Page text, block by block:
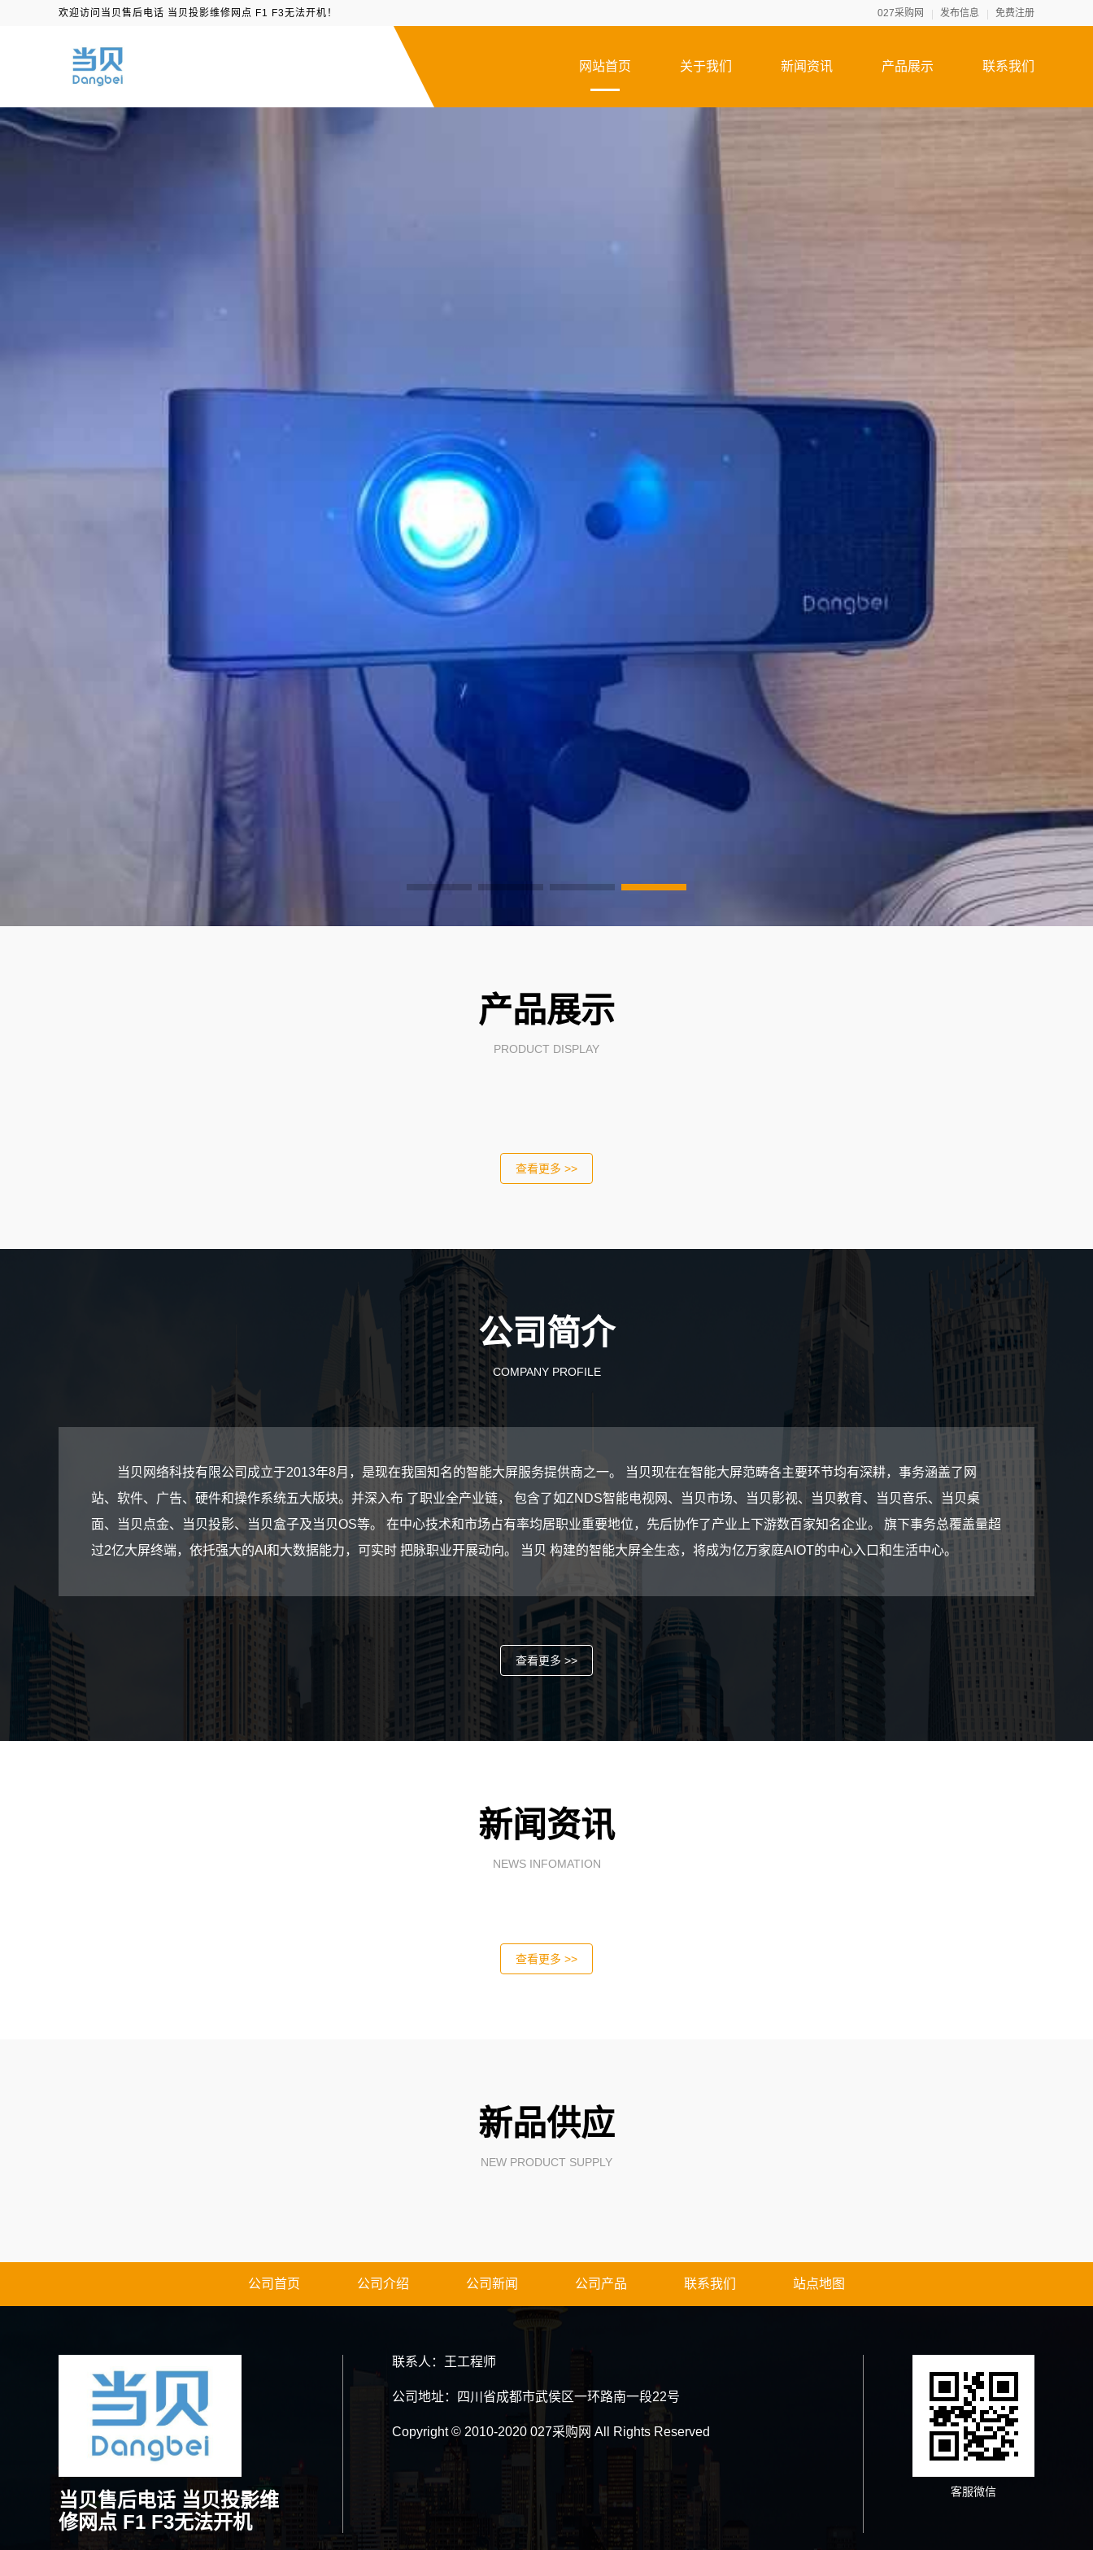
欢迎访问当贝售后电话 当贝投影维修网点 F1 F3无法开机！ 027采购网 发布信息 免费注册
网站首页 关于我们 新闻资讯 产品展示 联系我们
产品展示
PRODUCT DISPLAY
查看更多 >>
公司简介
COMPANY PROFILE
当贝网络科技有限公司成立于2013年8月，是现在我国知名的智能大屏服务提供商之一。 当贝现在在智能大屏范畴各主要环节均有深耕，事务涵盖了网
站、软件、广告、硬件和操作系统五大版块。并深入布 了职业全产业链， 包含了如ZNDS智能电视网、当贝市场、当贝影视、当贝教育、当贝音乐、当贝桌
面、当贝点金、当贝投影、当贝盒子及当贝OS等。 在中心技术和市场占有率均居职业重要地位，先后协作了产业上下游数百家知名企业。 旗下事务总覆盖量超
过2亿大屏终端，依托强大的AI和大数据能力，可实时 把脉职业开展动向。 当贝 构建的智能大屏全生态，将成为亿万家庭AIOT的中心入口和生活中心。
查看更多 >>
新闻资讯
NEWS INFOMATION
查看更多 >>
新品供应
NEW PRODUCT SUPPLY
公司首页 公司介绍 公司新闻 公司产品 联系我们 站点地图
当贝售后电话 当贝投影维
修网点 F1 F3无法开机
联系人：王工程师
公司地址：四川省成都市武侯区一环路南一段22号
Copyright © 2010-2020 027采购网 All Rights Reserved
客服微信